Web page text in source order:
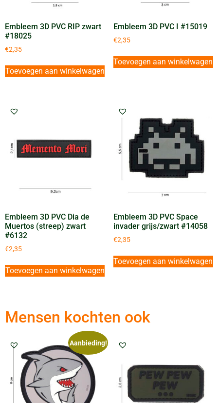
Embleem 3D PVC RIP zwart
#18025
€2,35
Toevoegen aan winkelwagen
Embleem 3D PVC I #15019
€2,35
Toevoegen aan winkelwagen
Embleem 3D PVC Dia de
Muertos (streep) zwart
#6132
€2,35
Toevoegen aan winkelwagen
Embleem 3D PVC Space
invader grijs/zwart #14058
€2,35
Toevoegen aan winkelwagen
Mensen kochten ook
Aanbieding!